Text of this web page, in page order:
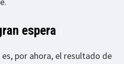
espera
por ahora, el resultado de